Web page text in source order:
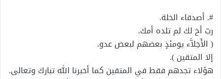
#. أصدقاء الخلة.
ربّ أخ لك لم تلده أمك.
( الأَخِلاَّء يومئذٍ بعضهم لبعض عدو.
إلا المتقين ).
هؤلاء تجدهم فقط في المتقين كما أخبرنا الله تبارك وتعالى.